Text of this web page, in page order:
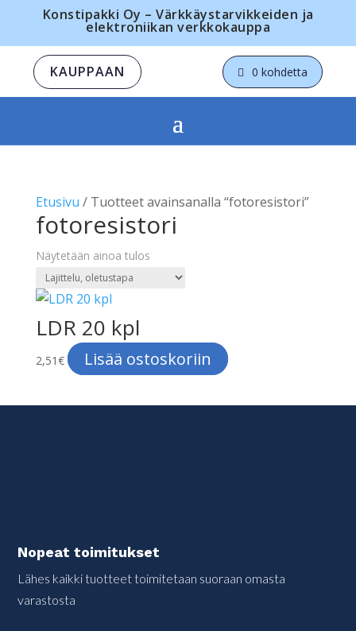
Konstipakki Oy – Värkkäystarvikkeiden ja
elektroniikan verkkokauppa
KAUPPAAN 0 kohdetta
Etusivu / Tuotteet avainsanalla “fotoresistori”
fotoresistori
Näytetään ainoa tulos
LDR 20 kpl
2,51€ Lisää ostoskoriin
Nopeat toimitukset
Lähes kaikki tuotteet toimitetaan suoraan omasta
varastosta